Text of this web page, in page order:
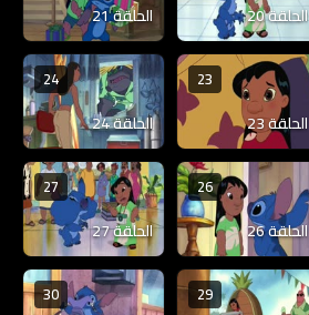
الحلقة 20 الحلقة 21
23
الحلقة 23
24
الحلقة 24
26
الحلقة 26
27
الحلقة 27
29
30